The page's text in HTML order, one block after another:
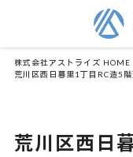
株式会社アストライズ HOME
荒川区西日暮里1丁目RC造5
荒川区西日